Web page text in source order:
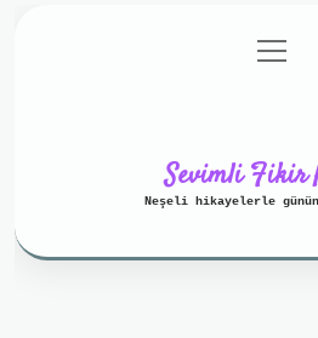
Gizlilik
menüyü
aç
Sevimli Fikir
Neşeli hikayelerle